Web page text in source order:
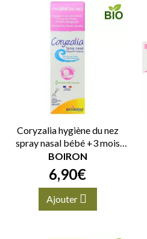
Coryzalia hygiène du nez
spray nasal bébé +3 mois
100ml
BOIRON
6,90€
Ajouter